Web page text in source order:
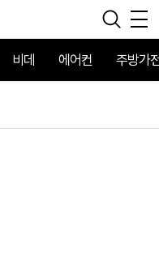
비데 에어컨 주방가